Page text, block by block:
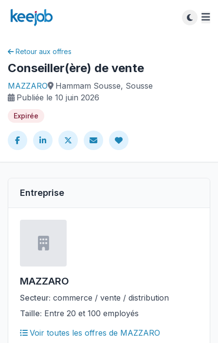
Retour aux offres
Conseiller(ère) de vente
MAZZARO
Hammam Sousse, Sousse
Publiée le 10 juin 2026
Expirée
Entreprise
MAZZARO
Secteur: commerce / vente / distribution
Taille: Entre 20 et 100 employés
Voir toutes les offres de MAZZARO